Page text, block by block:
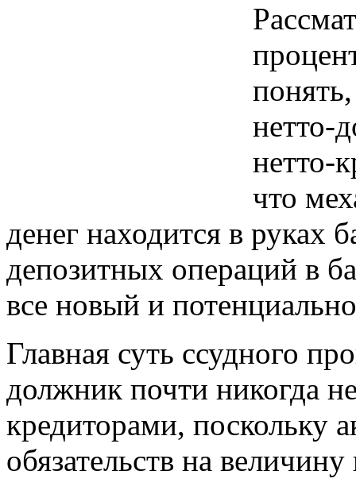
нетто-
нетто-
что
денег находится в
депозитных операций в
все новый и
Главная суть ссудного
должник почти никогда
кредиторами, поскольку
обязательств на